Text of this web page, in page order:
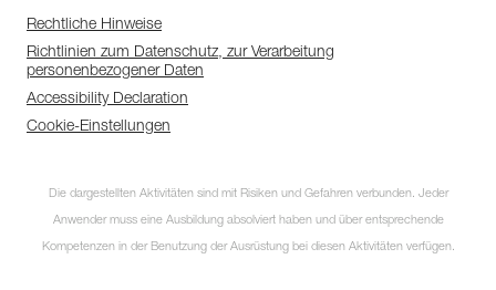
Rechtliche Hinweise
Richtlinien zum Datenschutz, zur Verarbeitung
personenbezogener Daten
Accessibility Declaration
Cookie-Einstellungen
Die dargestellten Aktivitäten sind mit Risiken und Gefahren verbunden. Jeder
Anwender muss eine Ausbildung absolviert haben und über entsprechende
Kompetenzen in der Benutzung der Ausrüstung bei diesen Aktivitäten verfügen.